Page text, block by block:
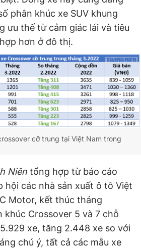
Toàn
trực: Hải Thành
Hiếu Dũng
Việt Hưng
Trung
GP - BTTTT cấp ngày 24.3.2020
thuộc về Báo Thanh Niên. Cấm sao
nếu không có sự chấp thuận bằng văn
JSC.
phân khúc xe SUV khung
ưu thế từ cảm giác lái và tiêu
hơn ở đô thị.
cỡ trung tại Việt Nam trong
Niên tổng hợp từ báo cáo
hội các nhà sản xuất ô tô Việt
Motor, kết thúc tháng
khúc Crossover 5 và 7 chỗ
xe, tăng 2.448 xe so với
chú ý, tất cả các mẫu xe